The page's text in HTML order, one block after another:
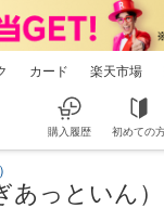
カード 楽天市場
購入履歴 初めての
っといん）